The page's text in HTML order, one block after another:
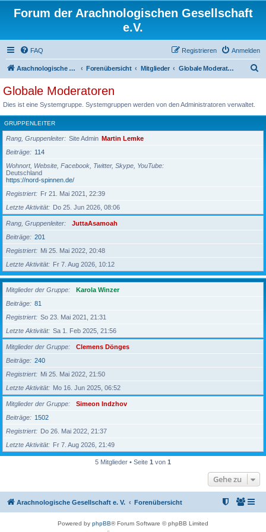
Forum der Arachnologischen Gesellschaft
e.V.
FAQ Anmelden
Registrieren
Arachnologische Gesellschaft e. V. Forenübersicht Mitglieder Globale Moderatoren
Globale Moderatoren
Dies ist eine Systemgruppe. Systemgruppen werden von den Administratoren verwaltet.
GRUPPENLEITER
Rang, Gruppenleiter Site Admin Martin Lemke
Beiträge
114
Wohnort, Website, Facebook, Twitter, Skype, YouTube
Deutschland
https://nord-spinnen.de/
Registriert
Fr 21. Mai 2021, 22:39
Letzte Aktivität
Do 25. Jun 2026, 08:06
Rang, Gruppenleiter
JuttaAsamoah
Beiträge
201
Registriert
Mi 25. Mai 2022, 20:48
Letzte Aktivität
Fr 7. Aug 2026, 10:12
Mitglieder der Gruppe
Karola Winzer
Beiträge
81
Registriert
So 23. Mai 2021, 21:31
Letzte Aktivität
Sa 1. Feb 2025, 21:56
Mitglieder der Gruppe
Clemens Dönges
Beiträge
240
Registriert
Mi 25. Mai 2022, 21:50
Letzte Aktivität
Mo 16. Jun 2025, 06:52
Mitglieder der Gruppe
Simeon Indzhov
Beiträge
1502
Registriert
Do 26. Mai 2022, 21:37
Letzte Aktivität
Fr 7. Aug 2026, 21:49
5 Mitglieder • Seite 1 von 1
Gehe zu
Arachnologische Gesellschaft e. V. Forenübersicht
Powered by phpBB® Forum Software © phpBB Limited